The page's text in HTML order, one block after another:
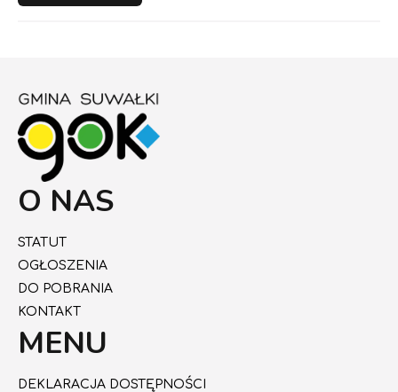
O NAS
STATUT
OGŁOSZENIA
DO POBRANIA
KONTAKT
MENU
DEKLARACJA DOSTĘPNOŚCI